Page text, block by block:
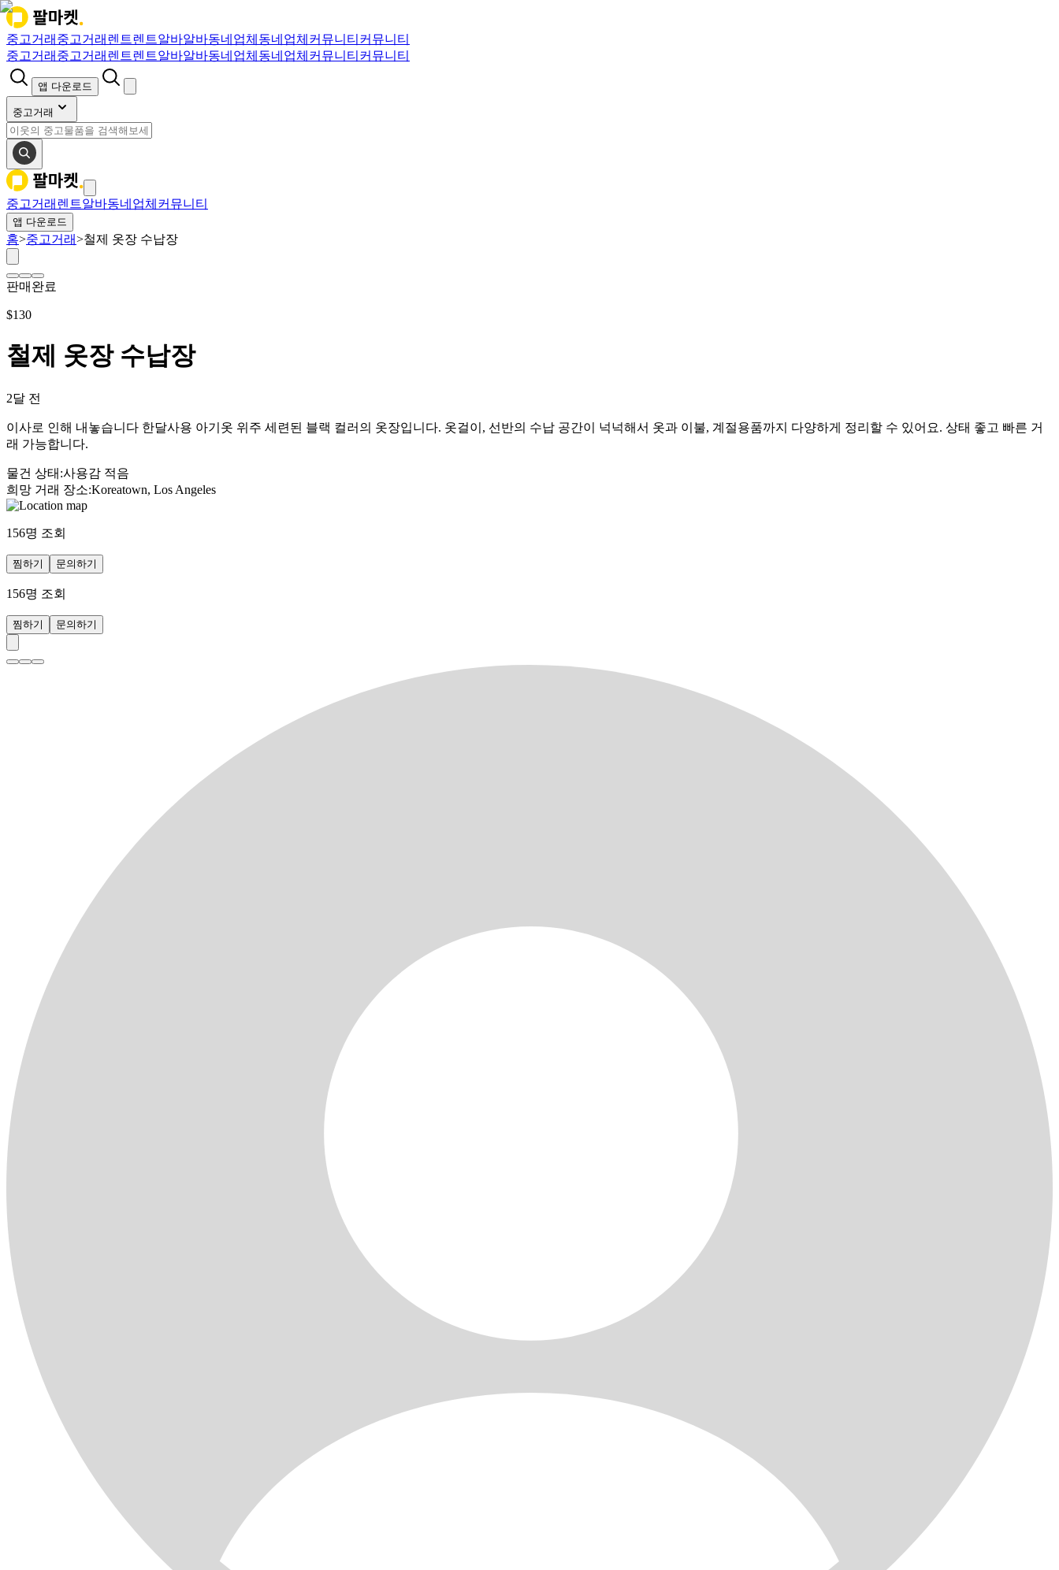
중고거래 중고거래 렌트렌트알바알바동네업체 동네업체 커뮤니티 커뮤니티
중고거래 중고거래 렌트렌트알바알바동네업체 동네업체 커뮤니티 커뮤니티
앱 다운로드
중고거래
중고거래 렌트알바동네업체 커뮤니티
앱 다운로드
홈>중고거래>철제 옷장 수납장
판매완료
$130
철제 옷장 수납장
2달 전
이사로 인해 내놓습니다 한달사용 아기옷 위주 세련된 블랙 컬러의 옷장입니다. 옷걸이, 선반의 수납 공간이 넉넉해서 옷과 이불, 계절용품까지 다양하게 정리할 수 있어요. 상태 좋고 빠른 거
래 가능합니다.
물건 상태 :사용감 적음
희망 거래 장소:Koreatown, Los Angeles
156명 조회
찜하기 문의하기
156명 조회
찜하기 문의하기